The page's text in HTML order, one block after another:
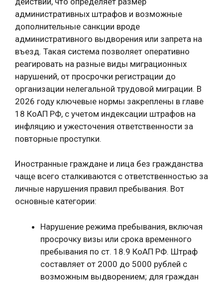
административных штрафов и возможные
дополнительные санкции вроде
административного выдворения или запрета на
въезд. Такая система позволяет оперативно
реагировать на разные виды миграционных
нарушений, от просрочки регистрации до
организации нелегальной трудовой миграции. В
2026 году ключевые нормы закреплены в главе
18 КоАП РФ, с учетом индексации штрафов на
инфляцию и ужесточения ответственности за
повторные проступки.
Иностранные граждане и лица без гражданства
чаще всего сталкиваются с ответственностью за
личные нарушения правил пребывания. Вот
основные категории:
Нарушение режима пребывания, включая
просрочку визы или срока временного
пребывания по ст. 18.9 КоАП РФ. Штраф
составляет от 2000 до 5000 рублей с
возможным выдворением; для граждан